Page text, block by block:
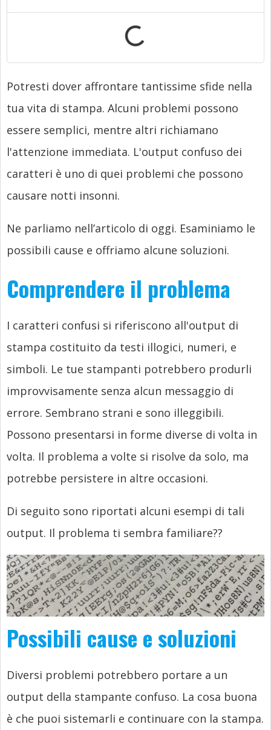
Potresti dover affrontare tantissime sfide nella
tua vita di stampa. Alcuni problemi possono
essere semplici, mentre altri richiamano
l'attenzione immediata. L'output confuso dei
caratteri è uno di quei problemi che possono
causare notti insonni.
Ne parliamo nell’articolo di oggi. Esaminiamo le
possibili cause e offriamo alcune soluzioni.
Comprendere il problema
I caratteri confusi si riferiscono all'output di
stampa costituito da testi illogici, numeri, e
simboli. Le tue stampanti potrebbero produrli
improvvisamente senza alcun messaggio di
errore. Sembrano strani e sono illeggibili.
Possono presentarsi in forme diverse di volta in
volta. Il problema a volte si risolve da solo, ma
potrebbe persistere in altre occasioni.
Di seguito sono riportati alcuni esempi di tali
output. Il problema ti sembra familiare??
Possibili cause e soluzioni
Diversi problemi potrebbero portare a un
output della stampante confuso. La cosa buona
è che puoi sistemarli e continuare con la stampa.